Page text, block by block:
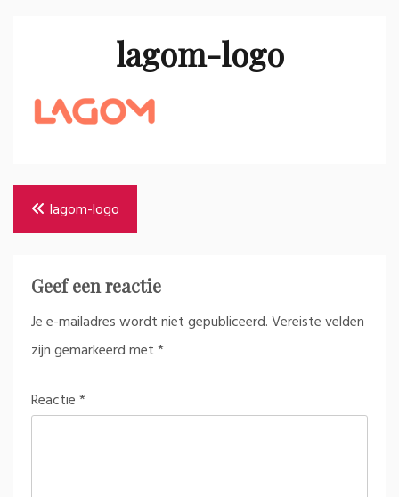
lagom-logo
Bericht
navigatie
lagom-logo
Geef een reactie
Je e-mailadres wordt niet gepubliceerd.Vereiste velden
zijn gemarkeerd met*
Reactie*